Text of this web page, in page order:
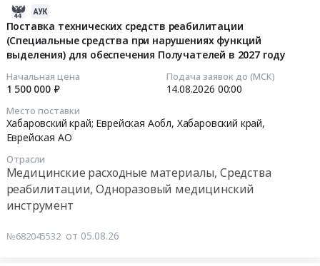
Поставка технических средств реабилитации
(Специальные средства при нарушениях функций
выделения) для обеспечения Получателей в 2027 году
Начальная цена
1 500 000 ₽
Подача заявок до (МСК)
14.08.2026 00:00
Место поставки
Хабаровский край; Еврейская Аобл, Хабаровский край,
Еврейская АО
Отрасли
Медицинские расходные материалы, Средства
реабилитации, Одноразовый медицинский
инструмент
№682045532 от 05.08.26